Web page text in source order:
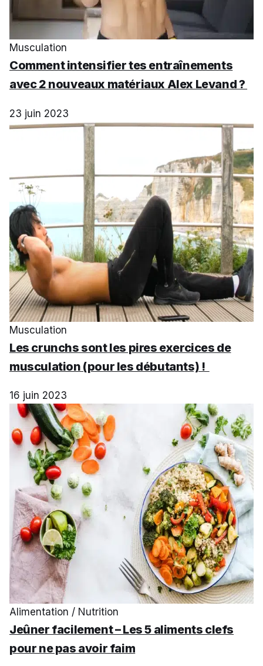
Musculation
Comment intensifier tes entraînements
avec 2 nouveaux matériaux Alex Levand ?
23 juin 2023
Musculation
Les crunchs sont les pires exercices de
musculation (pour les débutants) !
16 juin 2023
Alimentation / Nutrition
Jeûner facilement – Les 5 aliments clefs
pour ne pas avoir faim